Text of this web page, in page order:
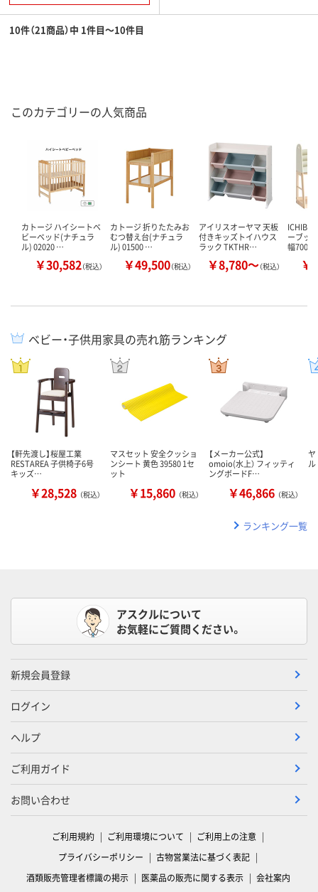
10件（21商品）中 1件目～10件目
このカテゴリーの人気商品
カトージ ハイシートベ
ビーベッド(ナチュラ
ル) 02020 …
￥30,582（税込）
カトージ 折りたたみお
むつ替え台(ナチュラ
ル) 01500 …
￥49,500（税込）
アイリスオーヤマ 天板
付きキッズトイハウス
ラック TKTHR…
￥8,780～（税込）
ICHIBA
ーブッ
幅700…
￥
ベビー・子供用家具の売れ筋ランキング
【軒先渡し】桜屋工業
RESTAREA 子供椅子6号
キッズ…
￥28,528 （税込）
マスセット 安全クッショ
ンシート 黄色 39580 1セ
ット
￥15,860 （税込）
【メーカー公式】
omoio(水上） フィッティ
ングボードF…
￥46,866 （税込）
ヤ
ランキング一覧
アスクルについて
お気軽にご質問ください。
新規会員登録
ログイン
ヘルプ
ご利用ガイド
お問い合わせ
ご利用規約 ご利用環境について
ご利用上の注意
プライバシーポリシー
古物営業法に基づく表記
酒類販売管理者標識の掲示
医薬品の販売に関する表示 会社案内